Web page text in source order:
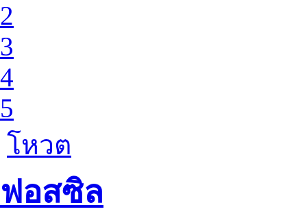
2
3
4
5
โหวต
ฟอสซิล